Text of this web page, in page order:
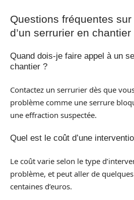
Questions fréquentes sur
d’un serrurier en chantier
Quand dois-je faire appel à un
chantier ?
Contactez un serrurier dès que
problème comme une serrure
une effraction suspectée.
Quel est le coût d’une
Le coût varie selon le type
problème, et peut aller de
centaines d’euros.